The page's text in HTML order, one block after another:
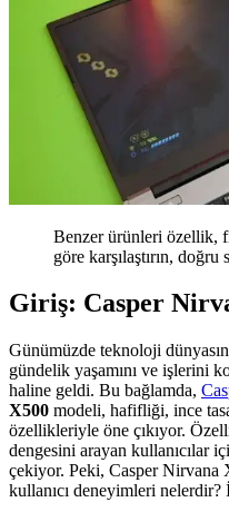
Benzer ürünleri özellik,
göre karşılaştırın, doğru
Giriş: Casper
Günümüzde teknoloji
gündelik yaşamını ve işlerini
haline geldi. Bu bağlamda,
X500 modeli, hafifliği, ince
özellikleriyle öne çıkıyor.
dengesini arayan kullanıcılar
çekiyor. Peki, Casper
kullanıcı deneyimleri nelerdir?